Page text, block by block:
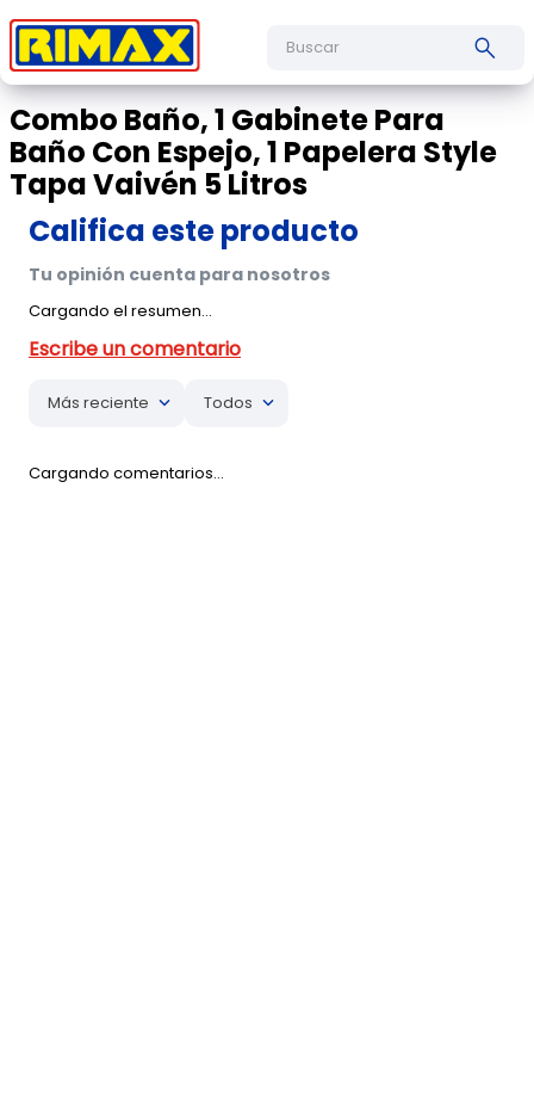
Combo Baño, 1 Gabinete Para
Baño Con Espejo, 1 Papelera Style
Tapa Vaivén 5 Litros
Cargando el resumen…
Más reciente Todos
Cargando comentarios…